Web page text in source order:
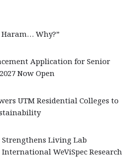
Why?”
Application for Senior
Now Open
UTM Residential Colleges to
Strengthens Living Lab
WeViSpec Research